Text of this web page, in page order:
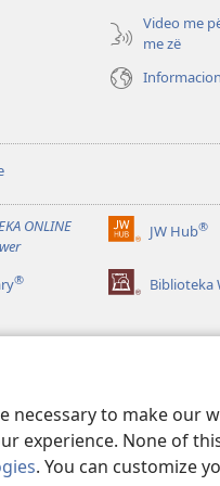
necessary to make our
experience. None of
. You can customize
re)
Video me
me zë
ONLINE
JW Hub®
(hap
të
® Biblioteka